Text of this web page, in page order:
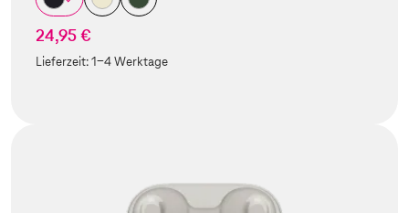
24,95 €
Lieferzeit:1-4 Werktage